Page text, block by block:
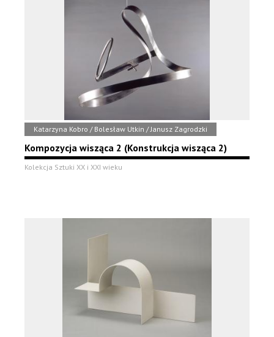
Katarzyna Kobro / Bolesław Utkin / Janusz Zagrodzki
Kompozycja wisząca 2 (Konstrukcja wisząca 2)
Kolekcja Sztuki XX i XXI wieku